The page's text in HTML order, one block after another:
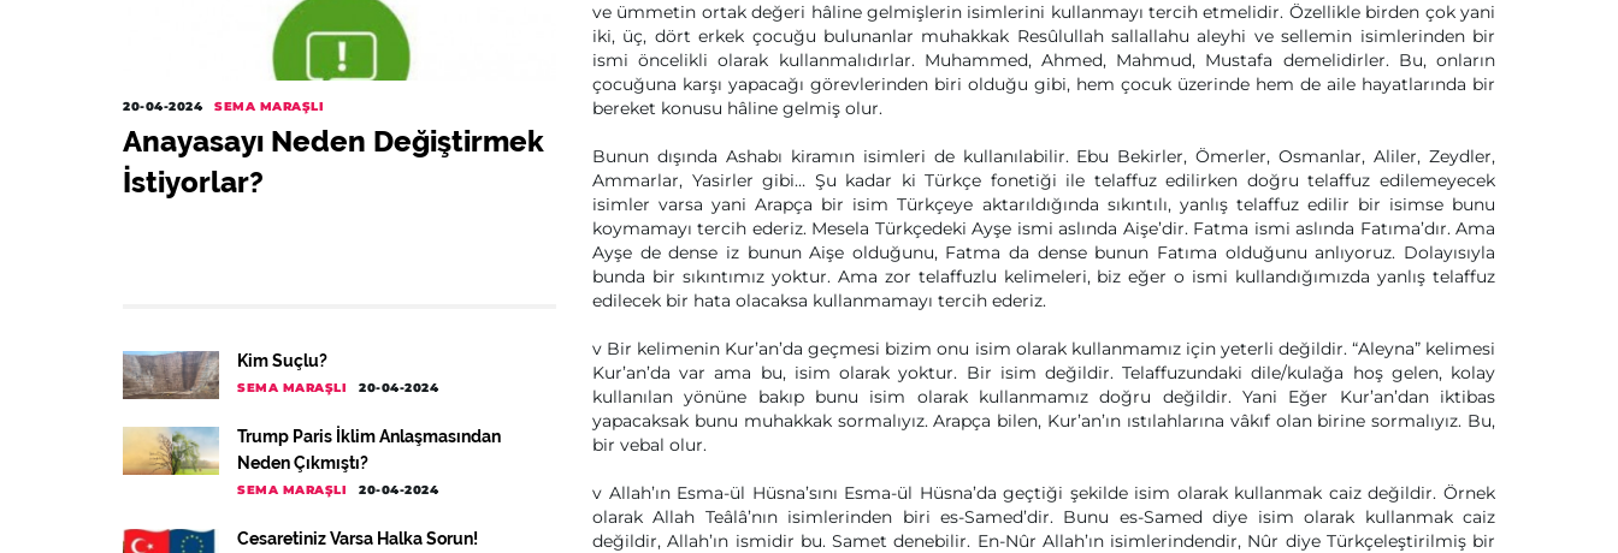
20-04-2024 SEMA MARAŞLI
Anayasayı Neden Değiştirmek
İstiyorlar?
Kim Suçlu?
SEMA MARAŞLI 20-04-2024
Trump Paris İklim Anlaşmasından
Neden Çıkmıştı?
SEMA MARAŞLI 20-04-2024
Cesaretiniz Varsa Halka Sorun!
ve ümmetin ortak değeri hâline gelmişlerin isimlerini kullanmayı tercih etmelidir. Özellikle birden çok yani
iki, üç, dört erkek çocuğu bulunanlar muhakkak Resûlullah sallallahu aleyhi ve sellemin isimlerinden bir
ismi öncelikli olarak kullanmalıdırlar. Muhammed, Ahmed, Mahmud, Mustafa demelidirler. Bu, onların
çocuğuna karşı yapacağı görevlerinden biri olduğu gibi, hem çocuk üzerinde hem de aile hayatlarında bir
bereket konusu hâline gelmiş olur.
Bunun dışında Ashabı kiramın isimleri de kullanılabilir. Ebu Bekirler, Ömerler, Osmanlar, Aliler, Zeydler,
Ammarlar, Yasirler gibi… Şu kadar ki Türkçe fonetiği ile telaffuz edilirken doğru telaffuz edilemeyecek
isimler varsa yani Arapça bir isim Türkçeye aktarıldığında sıkıntılı, yanlış telaffuz edilir bir isimse bunu
koymamayı tercih ederiz. Mesela Türkçedeki Ayşe ismi aslında Aişe’dir. Fatma ismi aslında Fatıma’dır. Ama
Ayşe de dense iz bunun Aişe olduğunu, Fatma da dense bunun Fatıma olduğunu anlıyoruz. Dolayısıyla
bunda bir sıkıntımız yoktur. Ama zor telaffuzlu kelimeleri, biz eğer o ismi kullandığımızda yanlış telaffuz
edilecek bir hata olacaksa kullanmamayı tercih ederiz.
v Bir kelimenin Kur’an’da geçmesi bizim onu isim olarak kullanmamız için yeterli değildir. “Aleyna” kelimesi
Kur’an’da var ama bu, isim olarak yoktur. Bir isim değildir. Telaffuzundaki dile/kulağa hoş gelen, kolay
kullanılan yönüne bakıp bunu isim olarak kullanmamız doğru değildir. Yani Eğer Kur’an’dan iktibas
yapacaksak bunu muhakkak sormalıyız. Arapça bilen, Kur’an’ın ıstılahlarına vâkıf olan birine sormalıyız. Bu,
bir vebal olur.
v Allah’ın Esma-ül Hüsna’sını Esma-ül Hüsna’da geçtiği şekilde isim olarak kullanmak caiz değildir. Örnek
olarak Allah Teâlâ’nın isimlerinden biri es-Samed’dir. Bunu es-Samed diye isim olarak kullanmak caiz
değildir, Allah’ın ismidir bu. Samet denebilir. En-Nûr Allah’ın isimlerindendir, Nûr diye Türkçeleştirilmiş bir